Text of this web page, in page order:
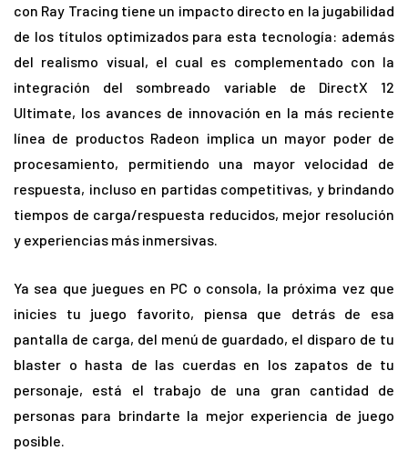
con Ray Tracing tiene un impacto directo en la jugabilidad
de los títulos optimizados para esta tecnología: además
del realismo visual, el cual es complementado con la
integración del sombreado variable de DirectX 12
Ultimate, los avances de innovación en la más reciente
línea de productos Radeon implica un mayor poder de
procesamiento, permitiendo una mayor velocidad de
respuesta, incluso en partidas competitivas, y brindando
tiempos de carga/respuesta reducidos, mejor resolución
y experiencias más inmersivas.
Ya sea que juegues en PC o consola, la próxima vez que
inicies tu juego favorito, piensa que detrás de esa
pantalla de carga, del menú de guardado, el disparo de tu
blaster o hasta de las cuerdas en los zapatos de tu
personaje, está el trabajo de una gran cantidad de
personas para brindarte la mejor experiencia de juego
posible.